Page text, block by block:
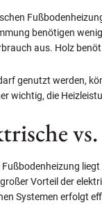
benötigen
aus. Holz
genutzt werden,
wichtig, die
Vorteil der
Systemen erfolgt